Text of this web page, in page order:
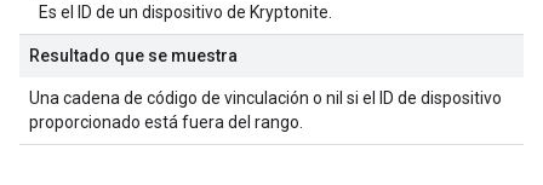
Es el ID de un dispositivo de Kryptonite.
Resultado que se muestra
Una cadena de código de vinculación o nil si el ID de dispositivo
proporcionado está fuera del rango.